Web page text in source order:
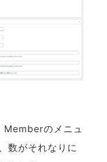
のメニュ
数がそれなりに